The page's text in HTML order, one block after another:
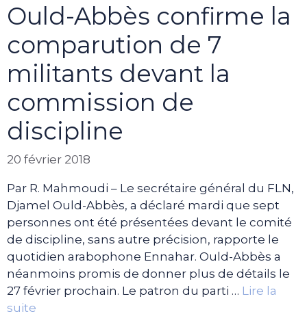
Ould-Abbès confirme la
comparution de 7
militants devant la
commission de
discipline
20 février 2018
Par R. Mahmoudi – Le secrétaire général du FLN,
Djamel Ould-Abbès, a déclaré mardi que sept
personnes ont été présentées devant le comité
de discipline, sans autre précision, rapporte le
quotidien arabophone Ennahar. Ould-Abbès a
néanmoins promis de donner plus de détails le
27 février prochain. Le patron du parti … Lire la
suite